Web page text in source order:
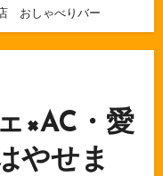
おしゃべりバー
×AC・愛
やせま